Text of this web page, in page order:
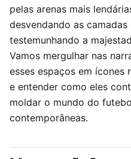
pelas arenas mais
desvendando as
testemunhando a
Vamos mergulhar nas
esses espaços em ícones
e entender como eles
moldar o mundo do
contemporâneas.